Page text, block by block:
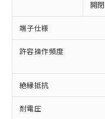
開
端子仕様
許容操作頻度
絶縁抵抗
耐電圧
以下の条件
ご利用ください
本サー
商品の
(税抜)
当社制
本サー
対応予定な
非含有に非
定はありません
非含有の対応
非該当品：ラ
害物質有無
仕入先様の
※1 中国
「○」：最大
基準値以下で
「×」：最大